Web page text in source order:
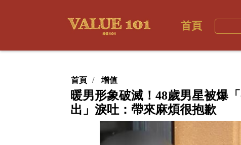
首頁
首頁 增值
暖男形象破滅！48歲男星被爆
出」淚吐：帶來麻煩很抱歉